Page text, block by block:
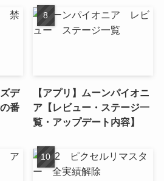
デ
番
【アプリ】ムーンパイオニ
ア【レビュー・ステージ一
覧・アップデート内容】